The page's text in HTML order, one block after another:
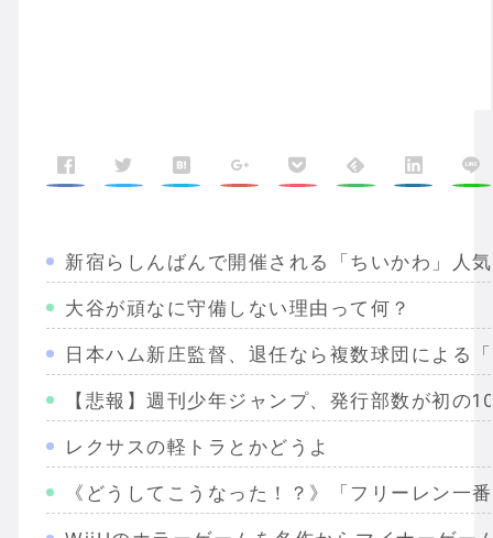
新宿らしんばんで開催される「ちいかわ」人
大谷が頑なに守備しない理由って何？
日本ハム新庄監督、退任なら複数球団による
【悲報】週刊少年ジャンプ、発行部数が初
レクサスの軽トラとかどうよ
《どうしてこうなった！？》「フリーレン